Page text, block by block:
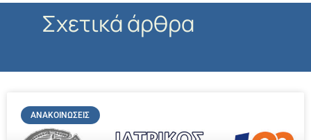
Σχετικά άρθρα
ΑΝΑΚΟΙΝΏΣΕΙΣ